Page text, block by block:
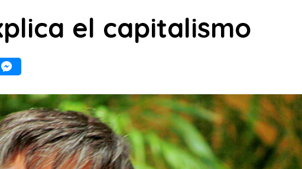
el capitalismo